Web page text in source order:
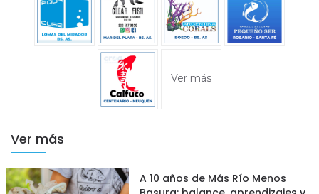
Ver más
Ver más
A 10 años de Más Río Menos